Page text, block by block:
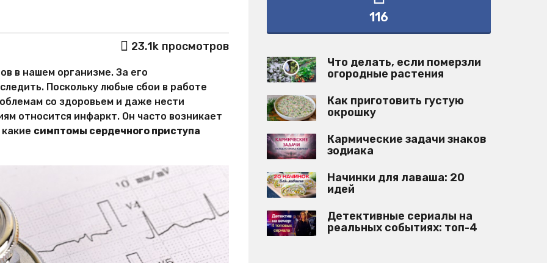
23.1k просмотров
в нашем организме. За его
Поскольку любые сбои в работе
со здоровьем и даже нести
относится инфаркт. Он часто возникает
симптомы сердечного приступа
116
Что делать, если померзли
огородные растения
Как приготовить густую
окрошку
Кармические задачи знаков
зодиака
Начинки для лаваша: 20
идей
Детективные сериалы на
реальных событиях: топ-4